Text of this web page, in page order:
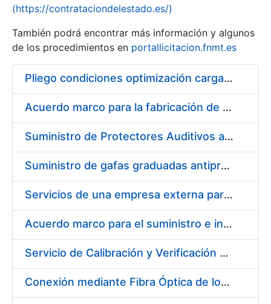
Erakutsi/Ezkutatu
(https://contrataciondelestado.es/)
También podrá encontrar más información y algunos
de los procedimientos en portallicitacion.fnmt.es
Pliego condiciones optimización cargas compras firmado
Acuerdo marco para la fabricación de piezas
Suministro de Protectores Auditivos a medida para las personas trabajadoras de los Centros de Trabajo de Madrid y Burgos
Suministro de gafas graduadas antiproyecciones para los trabajadores de la FNMT-RCM en los centros de trabajo de Madrid y Burgos
Servicios de una empresa externa para el asesoramiento y resolución de los recursos de alzada que se presentan relacionados con procesos de selección para la FNMT-RCM
Acuerdo marco para el suministro e instalación de persianas, estores y otros complementos
Servicio de Calibración y Verificación Externa de los Equipos de Medición del Servicio de Prevención de la FNMT-RCM
Conexión mediante Fibra Óptica de los Centros de Proceso de Datos (CPDs) de las sedes de la FNMT-RCM de Burgos y Madrid